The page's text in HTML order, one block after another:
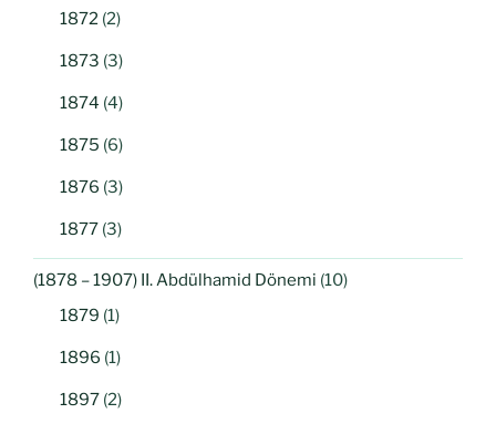
1872 (2)
1873 (3)
1874 (4)
1875 (6)
1876 (3)
1877 (3)
(1878 – 1907) II. Abdülhamid Dönemi (10)
1879 (1)
1896 (1)
1897 (2)